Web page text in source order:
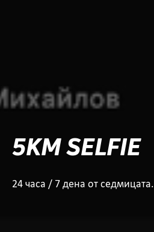
5KM SELFIE
24 часа / 7 дена от седмицата.